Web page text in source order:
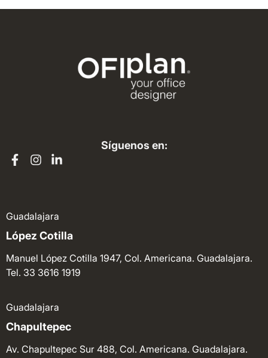
Síguenos en:
Guadalajara
López Cotilla
Manuel López Cotilla 1947, Col. Americana. Guadalajara.
Tel. 33 3616 1919
Guadalajara
Chapultepec
Av. Chapultepec Sur 488, Col. Americana. Guadalajara.